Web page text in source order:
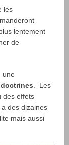
les
lentement
de
une
doctrines . Les
des effets
a des dizaines
mais aussi